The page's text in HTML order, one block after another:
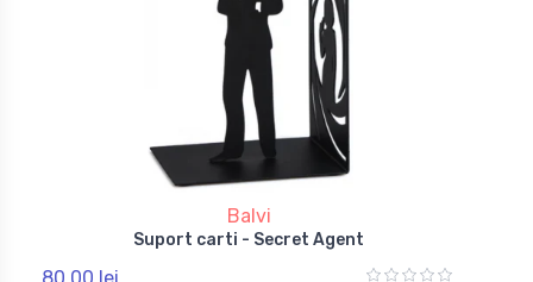
Balvi
Suport carti - Secret Agent
80,00 lei